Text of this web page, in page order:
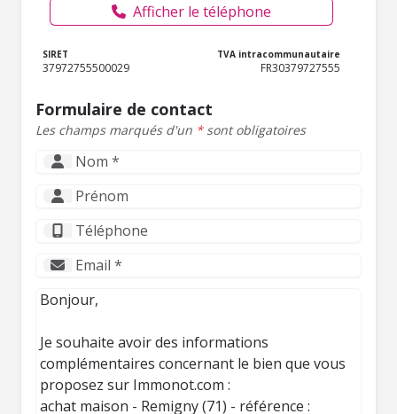
Afficher le téléphone
SIRET
37972755500029
TVA intracommunautaire
FR30379727555
Formulaire de contact
Les champs marqués d'un *sont obligatoires